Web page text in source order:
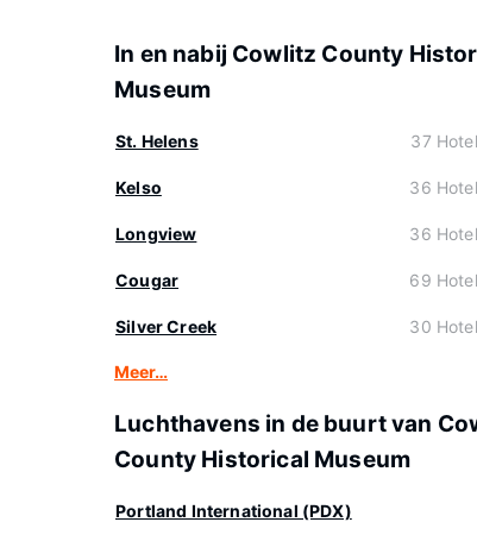
In en nabij Cowlitz County
Museum
St. Helens 37
Kelso 36
Longview 36
Cougar 69
Silver Creek 30
Meer…
Luchthavens in de buurt van
County Historical Museum
Portland International (PDX)